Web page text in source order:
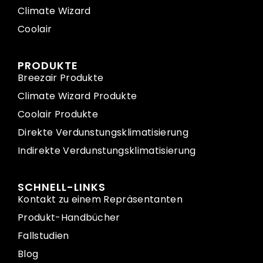
Climate Wizard
Coolair
PRODUKTE
Breezair Produkte
Climate Wizard Produkte
Coolair Produkte
Direkte Verdunstungsklimatisierung
Indirekte Verdunstungsklimatisierung
SCHNELL-LINKS
Kontakt zu einem Repräsentanten
Produkt-Handbücher
Fallstudien
Blog